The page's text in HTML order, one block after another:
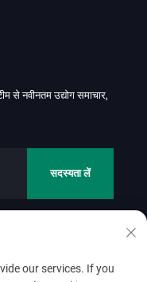
से नवीनतम उद्योग समाचार,
सदस्यता लें
सर्वाधिकार सुरक्षित।
our services. If you